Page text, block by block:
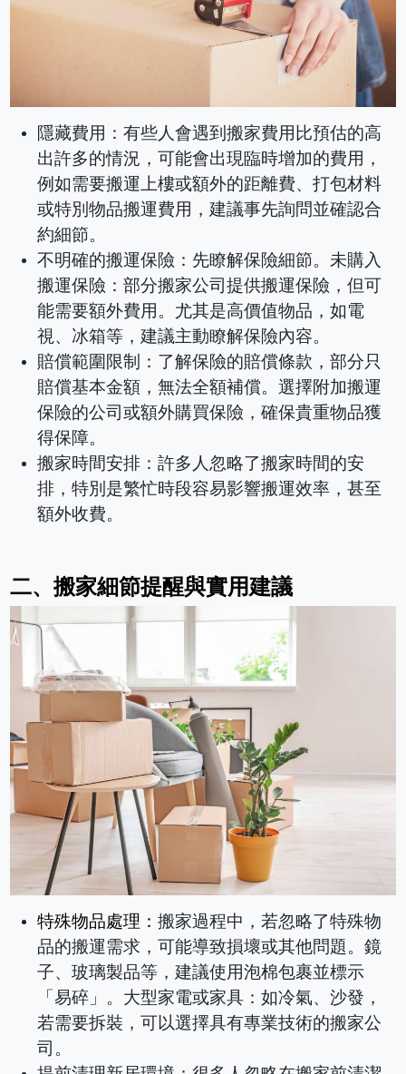
隱藏費用：有些人會遇到搬家費用比預估的高
出許多的情況，可能會出現臨時增加的費用，
例如需要搬運上樓或額外的距離費、打包材料
或特別物品搬運費用，建議事先詢問並確認合
約細節。
不明確的搬運保險：先瞭解保險細節。未購入
搬運保險：部分搬家公司提供搬運保險，但可
能需要額外費用。尤其是高價值物品，如電
視、冰箱等，建議主動瞭解保險內容。
賠償範圍限制：了解保險的賠償條款，部分只
賠償基本金額，無法全額補償。選擇附加搬運
保險的公司或額外購買保險，確保貴重物品獲
得保障。
搬家時間安排：許多人忽略了搬家時間的安
排，特別是繁忙時段容易影響搬運效率，甚至
額外收費。
二、搬家細節提醒與實用建議
特殊物品處理：搬家過程中，若忽略了特殊物
品的搬運需求，可能導致損壞或其他問題。鏡
子、玻璃製品等，建議使用泡棉包裹並標示
「易碎」。大型家電或家具：如冷氣、沙發，
若需要拆裝，可以選擇具有專業技術的搬家公
司。